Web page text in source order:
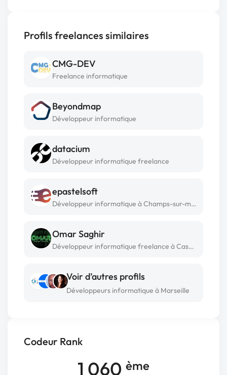
Codeur Rank
1 060 ème
Profils freelances similaires
CMG-DEV
Freelance informatique
Beyondmap
Développeur informatique
datacium
Développeur informatique freelance
epastelsoft
Développeur informatique à Champs-sur-marne
Omar Saghir
Développeur informatique freelance à Casablanca
Voir d’autres profils
Développeurs informatique à Marseille